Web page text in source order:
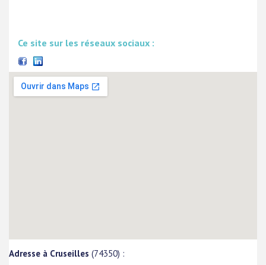
Ce site sur les réseaux sociaux :
Adresse à Cruseilles (74350) :